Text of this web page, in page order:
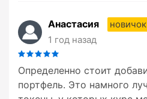
Анастасия
новичок
1 год назад
Определенно стоит
портфель. Это намного